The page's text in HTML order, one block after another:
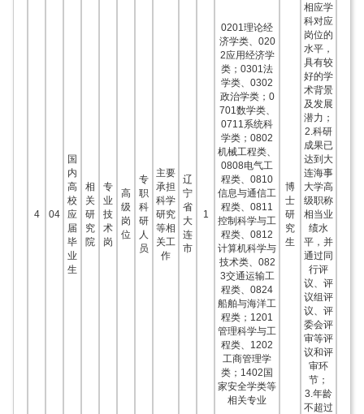
4 04
国
内
高
校
应
届
毕
业
生
相
关
研
究
院
专
业
技
术
岗
高
级
岗
位
专
职
科
研
人
员
主要
承担
科学
研究
等相
关工
作
辽
宁
省
大
连
市
1
0201理论经
济学类、020
2应用经济学
类；0301法
学类、0302
政治学类；0
701数学类、
0711系统科
学类；0802
机械工程类、
0808电气工
程类、0810
信息与通信工
程类、0811
控制科学与工
程类、0812
计算机科学与
技术类、082
3交通运输工
程类、0824
船舶与海洋工
程类；1201
管理科学与工
程类、1202
工商管理学
类；1402国
家安全学类等
相关专业
博
士
研
究
生
相应学
科对应
岗位的
水平，
具有较
好的学
术背景
及发展
潜力；
2.科研
成果已
达到大
连海事
大学高
级职称
相当业
绩水
平，并
通过同
行评
议、评
议组评
议、评
委会评
审等评
议和评
审环
节；
3.年龄
不超过